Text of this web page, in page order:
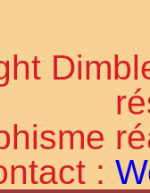
: